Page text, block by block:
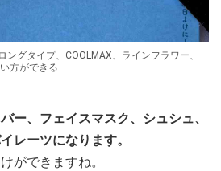
グタイプ、COOLMAX、ラインフラワー、
方ができる
ー、フェイスマスク、シュシュ、
レーツになります。
ができますね。